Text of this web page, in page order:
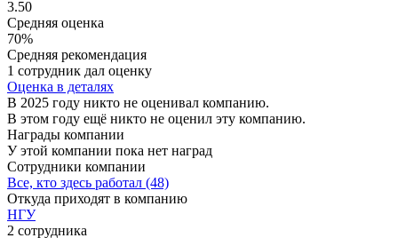
3.50
Средняя оценка
70%
Средняя рекомендация
1 сотрудник дал оценку
Оценка в деталях
В 2025 году никто не оценивал компанию.
В этом году ещё никто не оценил эту компанию.
Награды компании
У этой компании пока нет наград
Сотрудники компании
Все, кто здесь работал (48)
Откуда приходят в компанию
НГУ
2 сотрудника